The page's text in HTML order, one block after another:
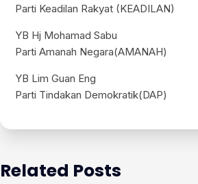
Parti Keadilan Rakyat (KEADILAN)
YB Hj Mohamad Sabu
Parti Amanah Negara(AMANAH)
YB Lim Guan Eng
Parti Tindakan Demokratik(DAP)
Related Posts